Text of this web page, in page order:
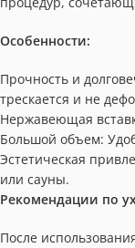
Особенности:
Прочность и
трескается и не
Нержавеющая
Большой объем:
Эстетическая
или сауны.
Рекомендации по
После